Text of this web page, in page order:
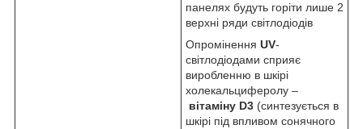
панелях будуть горіти лише 2
верхні ряди світлодіодів
Опромінення UV-
світлодіодами сприяє
виробленню в шкірі
холекальциферолу –
вітаміну D3 (синтезується в
шкірі під впливом сонячного